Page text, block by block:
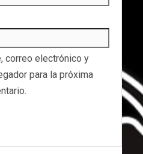
correo electrónico y
para la próxima